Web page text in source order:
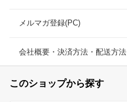
メルマガ登録(PC)
会社概要・決済方法・配送方法
このショップから探す